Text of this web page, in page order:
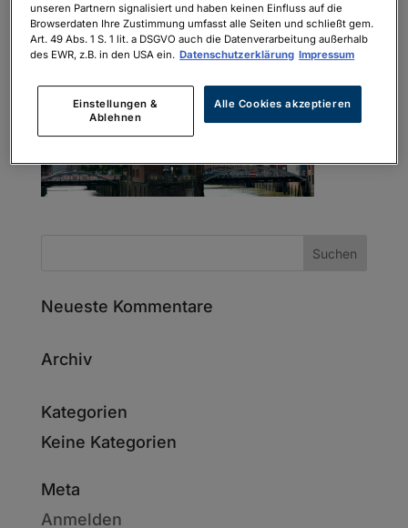
Neueste Kommentare
Archiv
Kategorien
Keine Kategorien
Meta
Anmelden
unseren Partnern signalisiert und haben keinen Einfluss auf die
Browserdaten Ihre Zustimmung umfasst alle Seiten und schließt gem.
Art. 49 Abs. 1 S. 1 lit. a DSGVO auch die Datenverarbeitung außerhalb
des EWR, z.B. in den USA ein. Datenschutzerklärung Impressum
Einstellungen &
Ablehnen
Alle Cookies akzeptieren